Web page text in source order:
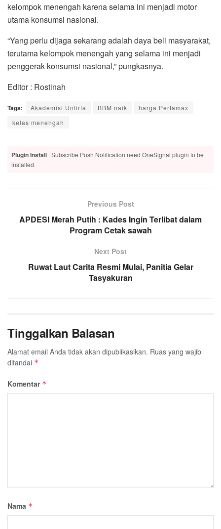
kelompok menengah karena selama ini menjadi motor
utama konsumsi nasional.
“Yang perlu dijaga sekarang adalah daya beli masyarakat,
terutama kelompok menengah yang selama ini menjadi
penggerak konsumsi nasional,” pungkasnya.
Editor : Rostinah
Tags: Akademisi Untirta BBM naik
harga Pertamax
kelas menengah
Plugin Install : Subscribe Push Notification need OneSignal plugin to be
installed.
Previous Post
APDESI Merah Putih : Kades Ingin Terlibat dalam
Program Cetak sawah
Next Post
Ruwat Laut Carita Resmi Mulai, Panitia Gelar
Tasyakuran
Tinggalkan Balasan
Alamat email Anda tidak akan dipublikasikan. Ruas yang wajib
ditandai *
Komentar *
Nama *